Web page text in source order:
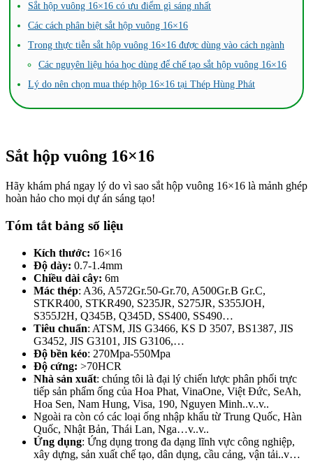
Sắt hộp vuông 16×16 có ưu điểm gì sáng nhất
Các cách phân biệt sắt hộp vuông 16×16
Trong thực tiễn sắt hộp vuông 16×16 được dùng vào cách ngành
Các nguyên liệu hóa học dùng để chế tạo sắt hộp vuông 16×16
Lý do nên chọn mua thép hộp 16×16 tại Thép Hùng Phát
Sắt hộp vuông 16×16
Hãy khám phá ngay lý do vì sao sắt hộp vuông 16×16 là mảnh ghép
hoàn hảo cho mọi dự án sáng tạo!
Tóm tắt bảng số liệu
Kích thước: 16×16
Độ dày: 0.7-1.4mm
Chiều dài cây: 6m
Mác thép: A36, A572Gr.50-Gr.70, A500Gr.B Gr.C,
STKR400, STKR490, S235JR, S275JR, S355JOH,
S355J2H, Q345B, Q345D, SS400, SS490…
Tiêu chuẩn: ATSM, JIS G3466, KS D 3507, BS1387, JIS
G3452, JIS G3101, JIS G3106,…
Độ bền kéo: 270Mpa-550Mpa
Độ cứng: >70HCR
Nhà sản xuất: chúng tôi là đại lý chiến lược phân phối trực
tiếp sản phẩm ống của Hoa Phat, VinaOne, Việt Đức, SeAh,
Hoa Sen, Nam Hung, Visa, 190, Nguyen Minh..v..v..
Ngoài ra còn có các loại ống nhập khẩu từ Trung Quốc, Hàn
Quốc, Nhật Bản, Thái Lan, Nga…v..v..
Ứng dụng: Ứng dụng trong đa dạng lĩnh vực công nghiệp,
xây dựng, sản xuất chế tạo, dân dụng, cầu cảng, vận tải..v…